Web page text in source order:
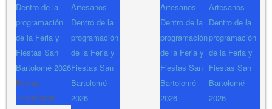
Dentro de la
programación
de la Feria y
Fiestas San
Bartolomé 2026
Fecha :
17/08/2026
Artesanos
Dentro de la
programación
de la Feria y
Fiestas San
Bartolomé
2026
Artesanos
Dentro de la
programación
de la Feria y
Fiestas San
Bartolomé
2026
Artesanos
Dentro de la
programación
de la Feria y
Fiestas San
Bartolomé
2026